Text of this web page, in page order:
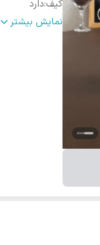
کیف:دارد
نوعذقهوه:پودری
نمایش بیشتر